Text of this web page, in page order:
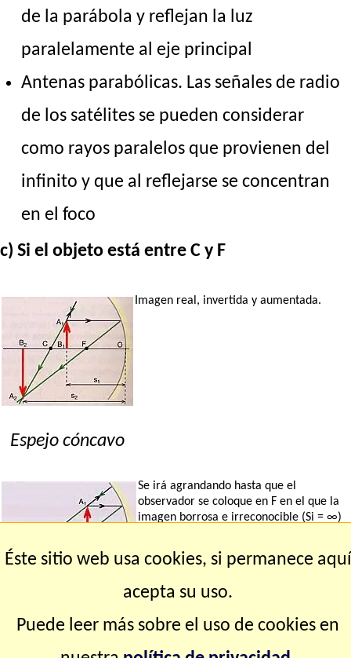
de la parábola y reflejan la luz
paralelamente al eje principal
Antenas parabólicas. Las señales de radio
de los satélites se pueden considerar
como rayos paralelos que provienen del
infinito y que al reflejarse se concentran
en el foco
c) Si el objeto está entre C y F
Espejo cóncavo
Imagen real, invertida y aumentada.
Espejo cóncavo
Se irá agrandando hasta que el
observador se coloque en F en el que la
imagen borrosa e irreconocible (Si = ∞)
Éste sitio web usa cookies, si permanece aquí
acepta su uso.
Puede leer más sobre el uso de cookies en